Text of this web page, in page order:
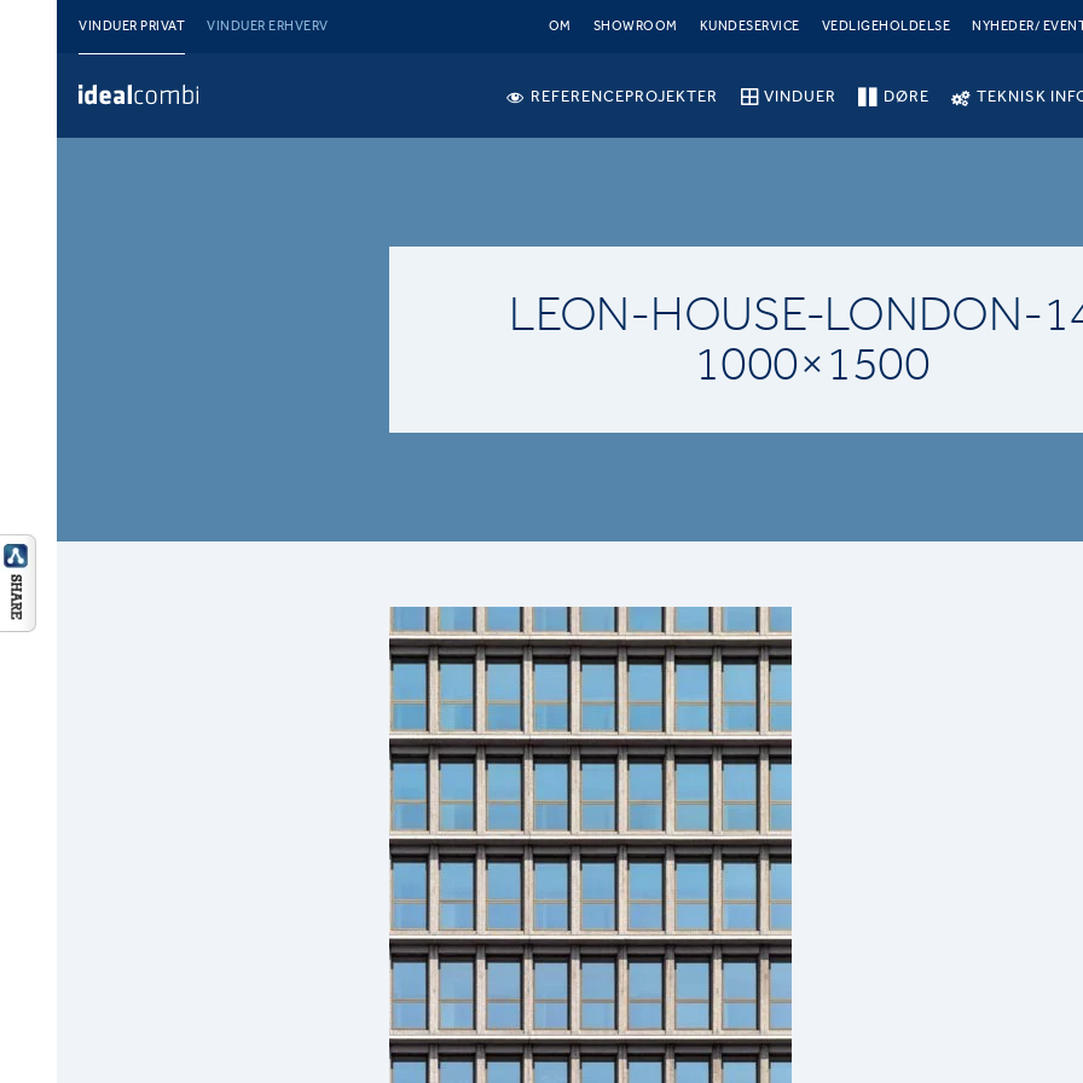
VINDUER PRIVAT VINDUER ERHVERV OM SHOWROOM KUNDESERVICE VEDLIGEHOLDELSE NYHEDER/
REFERENCEPROJEKTER VINDUER DØRE TEKNISK
LEON-HOUSE-LONDON-
1000×1500